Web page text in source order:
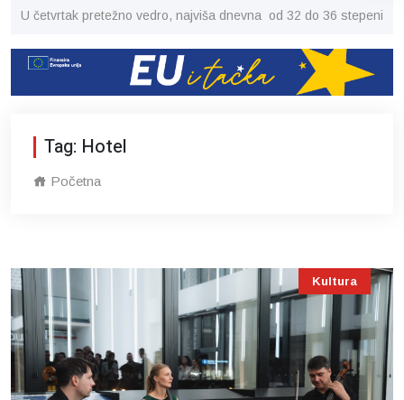
U četvrtak pretežno vedro, najviša dnevna od 32 do 36 stepeni
Tag: Hotel
Početna
Kultura